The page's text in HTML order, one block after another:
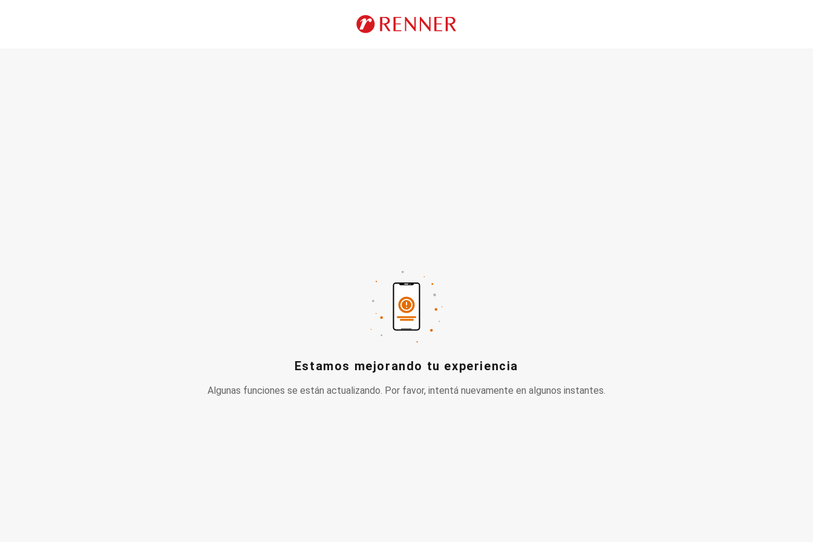
Estamos mejorando tu experiencia
Algunas funciones se están actualizando. Por favor, intentá nuevamente en algunos instantes.